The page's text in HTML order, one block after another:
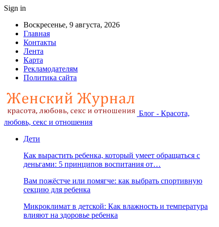
Sign in
Воскресенье, 9 августа, 2026
Главная
Контакты
Лента
Карта
Рекламодателям
Политика сайта
Блог - Красота,
любовь, секс и отношения
Дети
Как вырастить ребенка, который умеет обращаться с
деньгами: 5 принципов воспитания от…
Вам пожёстче или помягче: как выбрать спортивную
секцию для ребенка
Микроклимат в детской: Как влажность и температура
влияют на здоровье ребенка